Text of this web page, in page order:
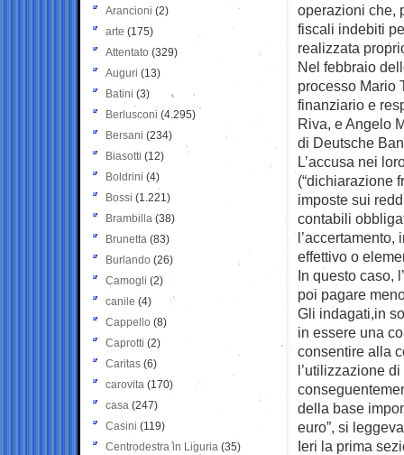
operazioni che,
fiscali indebiti
realizzata
Nel febbraio
processo Mario
finanziario e
Riva, e Angelo
di Deutsche
L’accusa nei
(“dichiarazione
imposte sui
contabili
effettivo o
In questo caso,
poi pagare
Gli indagati,in
in essere una
consentire alla
l’utilizzazione
della base
euro”, si
Ieri la prima
Arancioni (2)
arte (175)
Attentato (329)
Auguri (13)
Batini (3)
Berlusconi (4.295)
Bersani (234)
Biasotti (12)
Boldrini (4)
Bossi (1.221)
Brambilla (38)
Brunetta (83)
Burlando (26)
Camogli (2)
canile (4)
Cappello (8)
Caprotti (2)
Caritas (6)
carovita (170)
casa (247)
Casini (119)
Centrodestra in Liguria (35)